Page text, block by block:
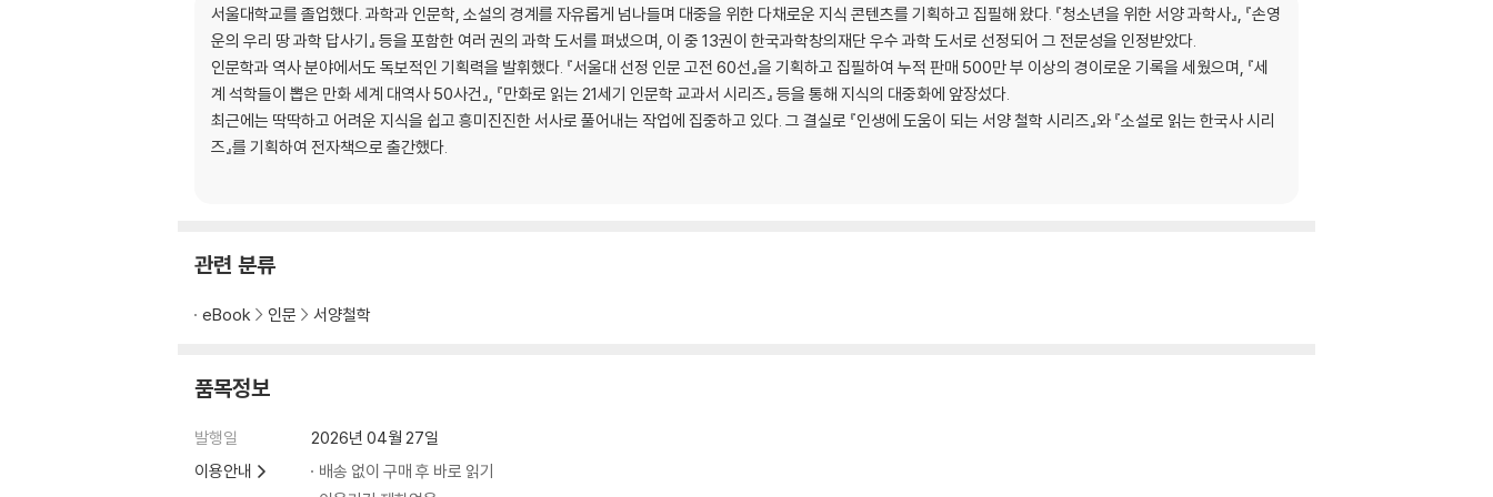
쇼펜하우어의 생애 연표
서울대학교를 졸업했다. 과학과 인문학, 소설의 경계를 자유롭게 넘나들며 대중을 위한 다채로운 지식 콘텐츠를 기획하고 집필해 왔다. 『청소년을 위한 서양 과학사』, 『손영
운의 우리 땅 과학 답사기』 등을 포함한 여러 권의 과학 도서를 펴냈으며, 이 중 13권이 한국과학창의재단 우수 과학 도서로 선정되어 그 전문성을 인정받았다.
인문학과 역사 분야에서도 독보적인 기획력을 발휘했다. 『서울대 선정 인문 고전 60선』을 기획하고 집필하여 누적 판매 500만 부 이상의 경이로운 기록을 세웠으며, 『세
계 석학들이 뽑은 만화 세계 대역사 50사건』, 『만화로 읽는 21세기 인문학 교과서 시리즈』 등을 통해 지식의 대중화에 앞장섰다.
최근에는 딱딱하고 어려운 지식을 쉽고 흥미진진한 서사로 풀어내는 작업에 집중하고 있다. 그 결실로 『인생에 도움이 되는 서양 철학 시리즈』와 『소설로 읽는 한국사 시리
즈』를 기획하여 전자책으로 출간했다.
관련 분류
eBook 인문 서양철학
품목정보
발행일
2026년 04월 27일
이용안내
배송 없이 구매 후 바로 읽기